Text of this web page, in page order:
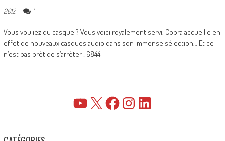
2012
1
Vous vouliez du casque ? Vous voici royalement servi. Cobra accueille en
effet de nouveaux casques audio dans son immense sélection… Et ce
n’est pas prêt de s’arrêter ! 6844
YouTube FacebookInstagramLinkedIn